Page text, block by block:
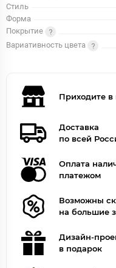
Стиль
Форма
Покрытие
Вариативность цвета
Приходите
Доставка
по всей
Оплата
платежом
Возможны
на большие
Дизайн-
в подарок